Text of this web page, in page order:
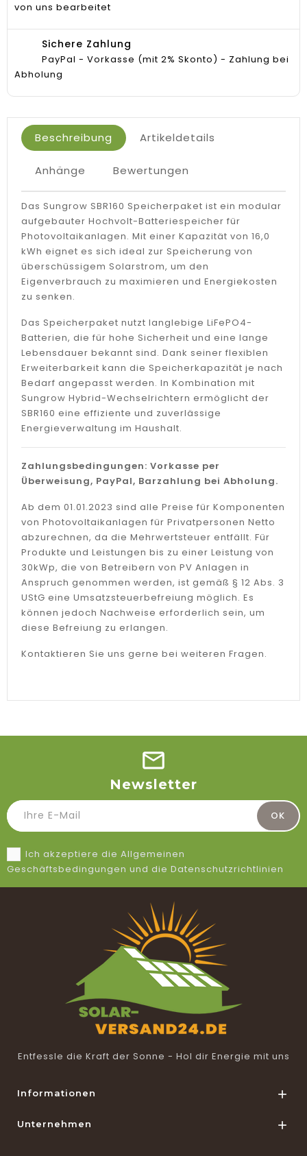
von uns bearbeitet
Sichere Zahlung
PayPal - Vorkasse (mit 2% Skonto) - Zahlung bei
Abholung
Beschreibung Artikeldetails
Anhänge Bewertungen
Das Sungrow SBR160 Speicherpaket ist ein modular
aufgebauter Hochvolt-Batteriespeicher für
Photovoltaikanlagen. Mit einer Kapazität von 16,0
kWh eignet es sich ideal zur Speicherung von
überschüssigem Solarstrom, um den
Eigenverbrauch zu maximieren und Energiekosten
zu senken.
Das Speicherpaket nutzt langlebige LiFePO4-
Batterien, die für hohe Sicherheit und eine lange
Lebensdauer bekannt sind. Dank seiner flexiblen
Erweiterbarkeit kann die Speicherkapazität je nach
Bedarf angepasst werden. In Kombination mit
Sungrow Hybrid-Wechselrichtern ermöglicht der
SBR160 eine effiziente und zuverlässige
Energieverwaltung im Haushalt.
Zahlungsbedingungen: Vorkasse per
Überweisung, PayPal, Barzahlung bei Abholung.
Ab dem 01.01.2023 sind alle Preise für Komponenten
von Photovoltaikanlagen für Privatpersonen Netto
abzurechnen, da die Mehrwertsteuer entfällt. Für
Produkte und Leistungen bis zu einer Leistung von
30kWp, die von Betreibern von PV Anlagen in
Anspruch genommen werden, ist gemäß § 12 Abs. 3
UStG eine Umsatzsteuerbefreiung möglich. Es
können jedoch Nachweise erforderlich sein, um
diese Befreiung zu erlangen.
Kontaktieren Sie uns gerne bei weiteren Fragen.
Newsletter
Ich akzeptiere die Allgemeinen
Geschäftsbedingungen und die Datenschutzrichtlinien
Entfessle die Kraft der Sonne - Hol dir Energie mit uns
Informationen 
Unternehmen 